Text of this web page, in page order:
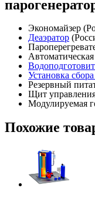
Экономайзер
Деаэратор
Установка
Резервный
Щит
Модулируемая
Похожие